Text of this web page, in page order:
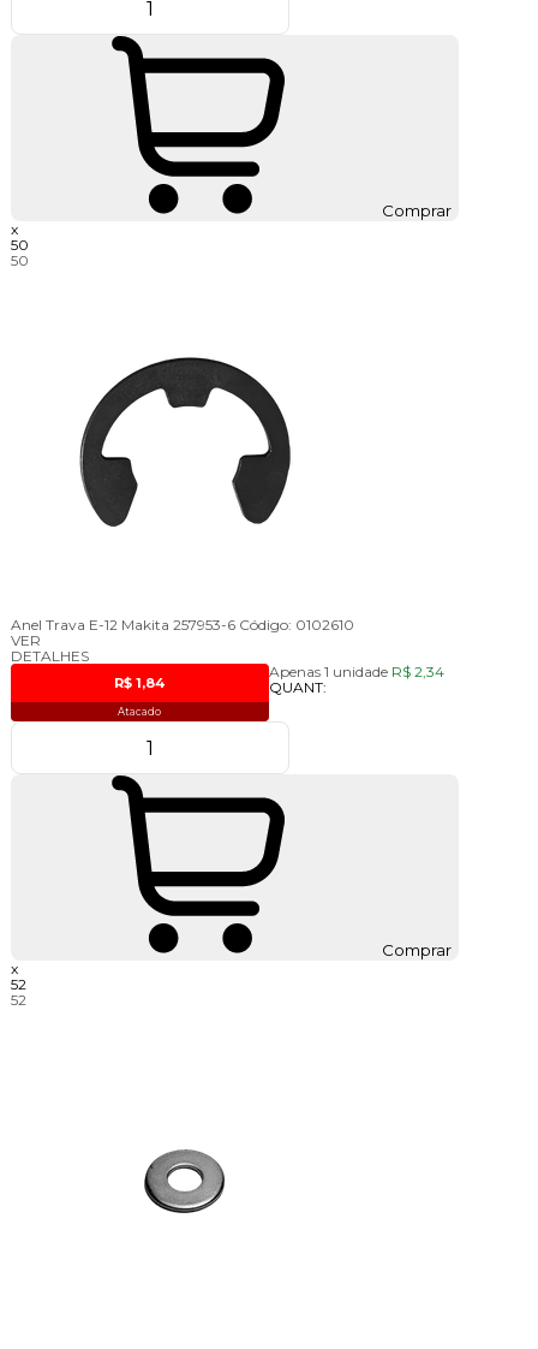
Comprar
x
50
50
Anel Trava E-12 Makita 257953-6 Código: 0102610
VER
DETALHES
Apenas 1 unidade
R$ 1,84
Atacado
R$ 2,34
QUANT:
Comprar
x
52
52